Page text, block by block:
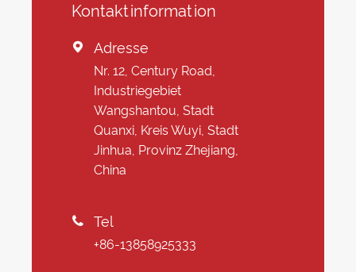
Kontaktinformation
 Adresse
Nr. 12, Century Road,
Industriegebiet
Wangshantou, Stadt
Quanxi, Kreis Wuyi, Stadt
Jinhua, Provinz Zhejiang,
China
 Tel
+86-13858925333